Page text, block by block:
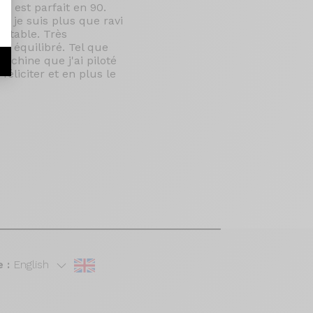
est parfait en 90.
je suis plus que ravi
Très
équilibré. Tel que
que j'ai piloté
féliciter et en plus le
: English